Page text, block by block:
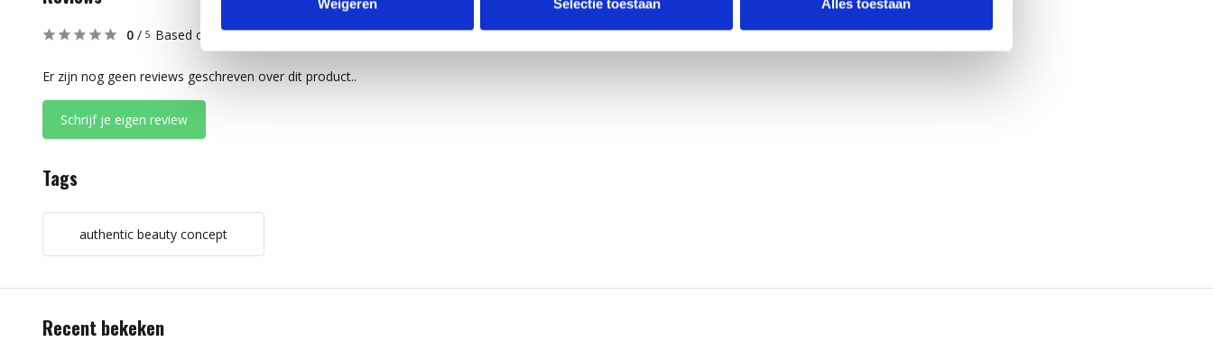
Weigeren Selectie toestaan Alles toestaan
0 / 5 Based on 0 reviews
Er zijn nog geen reviews geschreven over dit product..
Schrijf je eigen review
Tags
authentic beauty concept
Recent bekeken